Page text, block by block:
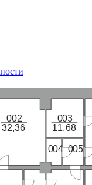
005
004
002 003
32,36 11,68